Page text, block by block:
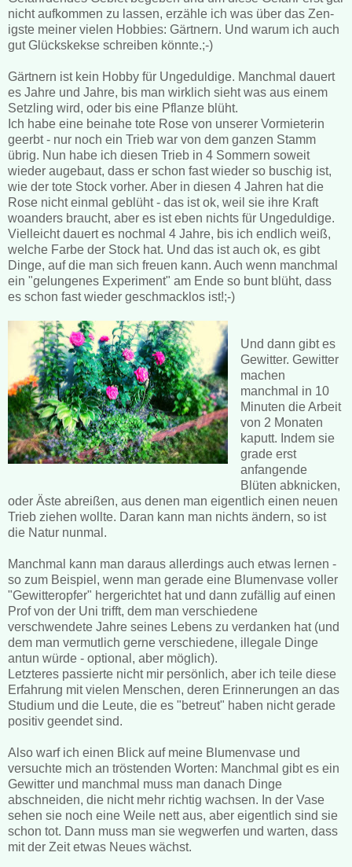
nicht aufkommen zu lassen, erzähle ich was über das Zen-
igste meiner vielen Hobbies: Gärtnern. Und warum ich auch
gut Glückskekse schreiben könnte.;-)
Gärtnern ist kein Hobby für Ungeduldige. Manchmal dauert
es Jahre und Jahre, bis man wirklich sieht was aus einem
Setzling wird, oder bis eine Pflanze blüht.
Ich habe eine beinahe tote Rose von unserer Vormieterin
geerbt - nur noch ein Trieb war von dem ganzen Stamm
übrig. Nun habe ich diesen Trieb in 4 Sommern soweit
wieder augebaut, dass er schon fast wieder so buschig ist,
wie der tote Stock vorher. Aber in diesen 4 Jahren hat die
Rose nicht einmal geblüht - das ist ok, weil sie ihre Kraft
woanders braucht, aber es ist eben nichts für Ungeduldige.
Vielleicht dauert es nochmal 4 Jahre, bis ich endlich weiß,
welche Farbe der Stock hat. Und das ist auch ok, es gibt
Dinge, auf die man sich freuen kann. Auch wenn manchmal
ein "gelungenes Experiment" am Ende so bunt blüht, dass
es schon fast wieder geschmacklos ist!;-)
Und dann gibt es
Gewitter. Gewitter
machen
manchmal in 10
Minuten die Arbeit
von 2 Monaten
kaputt. Indem sie
grade erst
anfangende
Blüten abknicken,
oder Äste abreißen, aus denen man eigentlich einen neuen
Trieb ziehen wollte. Daran kann man nichts ändern, so ist
die Natur nunmal.
Manchmal kann man daraus allerdings auch etwas lernen -
so zum Beispiel, wenn man gerade eine Blumenvase voller
"Gewitteropfer" hergerichtet hat und dann zufällig auf einen
Prof von der Uni trifft, dem man verschiedene
verschwendete Jahre seines Lebens zu verdanken hat (und
dem man vermutlich gerne verschiedene, illegale Dinge
antun würde - optional, aber möglich).
Letzteres passierte nicht mir persönlich, aber ich teile diese
Erfahrung mit vielen Menschen, deren Erinnerungen an das
Studium und die Leute, die es "betreut" haben nicht gerade
positiv geendet sind.
Also warf ich einen Blick auf meine Blumenvase und
versuchte mich an tröstenden Worten: Manchmal gibt es ein
Gewitter und manchmal muss man danach Dinge
abschneiden, die nicht mehr richtig wachsen. In der Vase
sehen sie noch eine Weile nett aus, aber eigentlich sind sie
schon tot. Dann muss man sie wegwerfen und warten, dass
mit der Zeit etwas Neues wächst.